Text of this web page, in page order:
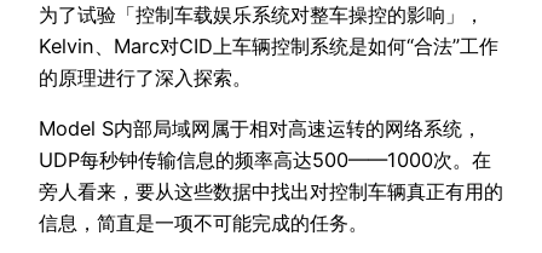
为了试验「控制车载娱乐系统对整车操控的影响」，
Kelvin、Marc对CID上车辆控制系统是如何“合法”工作
的原理进行了深入探索。
Model S内部局域网属于相对高速运转的网络系统，
UDP每秒钟传输信息的频率高达500——1000次。在
旁人看来，要从这些数据中找出对控制车辆真正有用的
信息，简直是一项不可能完成的任务。